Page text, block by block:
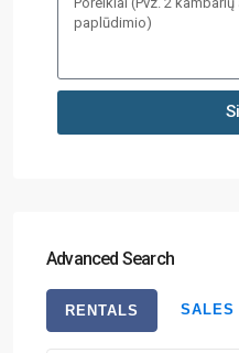
Advanced Search
RENTALS SALES